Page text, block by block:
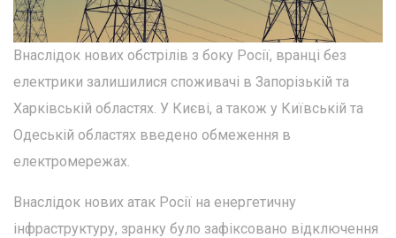
Внаслідок нових обстрілів з боку Росії, вранці без
електрики залишилися споживачі в Запорізькій та
Харківській областях. У Києві, а також у Київській та
Одеській областях введено обмеження в
електромережах.
Внаслідок нових атак Росії на енергетичну
інфраструктуру, зранку було зафіксовано відключення